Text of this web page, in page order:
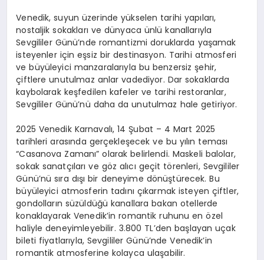
Venedik, suyun üzerinde yükselen tarihi yapıları,
nostaljik sokakları ve dünyaca ünlü kanallarıyla
Sevgililer Günü’nde romantizmi doruklarda yaşamak
isteyenler için eşsiz bir destinasyon. Tarihi atmosferi
ve büyüleyici manzaralarıyla bu benzersiz şehir,
çiftlere unutulmaz anlar vadediyor. Dar sokaklarda
kaybolarak keşfedilen kafeler ve tarihi restoranlar,
Sevgililer Günü’nü daha da unutulmaz hale getiriyor.
2025 Venedik Karnavalı, 14 Şubat – 4 Mart 2025
tarihleri arasında gerçekleşecek ve bu yılın teması
“Casanova Zamanı” olarak belirlendi. Maskeli balolar,
sokak sanatçıları ve göz alıcı geçit törenleri, Sevgililer
Günü’nü sıra dışı bir deneyime dönüştürecek. Bu
büyüleyici atmosferin tadını çıkarmak isteyen çiftler,
gondolların süzüldüğü kanallara bakan otellerde
konaklayarak Venedik’in romantik ruhunu en özel
haliyle deneyimleyebilir. 3.800 TL’den başlayan uçak
bileti fiyatlarıyla, Sevgililer Günü’nde Venedik’in
romantik atmosferine kolayca ulaşabilir.